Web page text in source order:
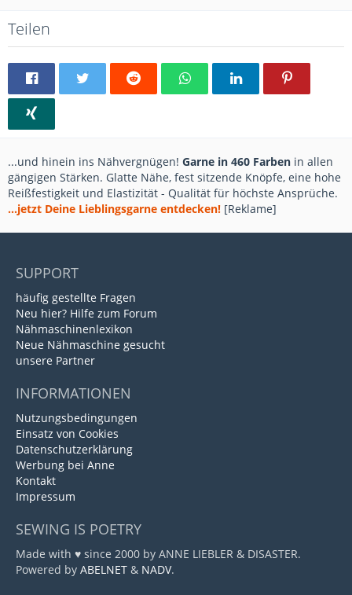
Teilen
...und hinein ins Nähvergnügen! Garne in 460 Farben in allen
gängigen Stärken. Glatte Nähe, fest sitzende Knöpfe, eine hohe
Reißfestigkeit und Elastizität - Qualität für höchste Ansprüche.
...jetzt Deine Lieblingsgarne entdecken! [Reklame]
SUPPORT
häufig gestellte Fragen
Neu hier? Hilfe zum Forum
Nähmaschinenlexikon
Neue Nähmaschine gesucht
unsere Partner
INFORMATIONEN
Nutzungsbedingungen
Einsatz von Cookies
Datenschutzerklärung
Werbung bei Anne
Kontakt
Impressum
SEWING IS POETRY
Made with ♥ since 2000 by ANNE LIEBLER & DISASTER.
Powered by ABELNET & NADV.